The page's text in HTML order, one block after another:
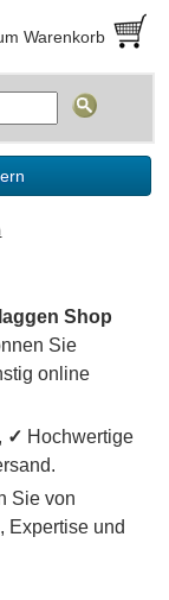
Warenkorb
Shop
Sie
online
✓ Hochwertige
Sie von
Expertise und